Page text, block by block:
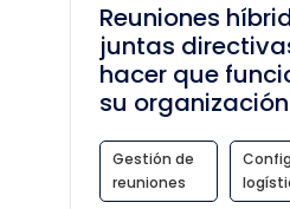
Reuniones
juntas
hacer que
su organización
Gestión de
reuniones